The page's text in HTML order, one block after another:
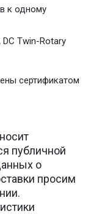
к одному
Twin-Rotary
сертификатом
публичной
о
просим